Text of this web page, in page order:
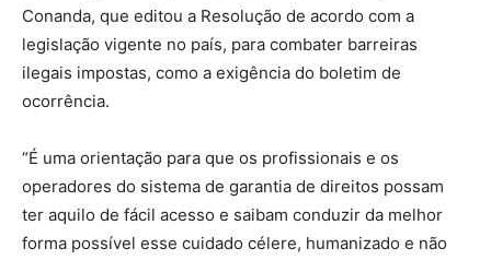
Conanda, que editou a Resolução de acordo com a
legislação vigente no país, para combater barreiras
ilegais impostas, como a exigência do boletim de
ocorrência.
“É uma orientação para que os profissionais e os
operadores do sistema de garantia de direitos possam
ter aquilo de fácil acesso e saibam conduzir da melhor
forma possível esse cuidado célere, humanizado e não